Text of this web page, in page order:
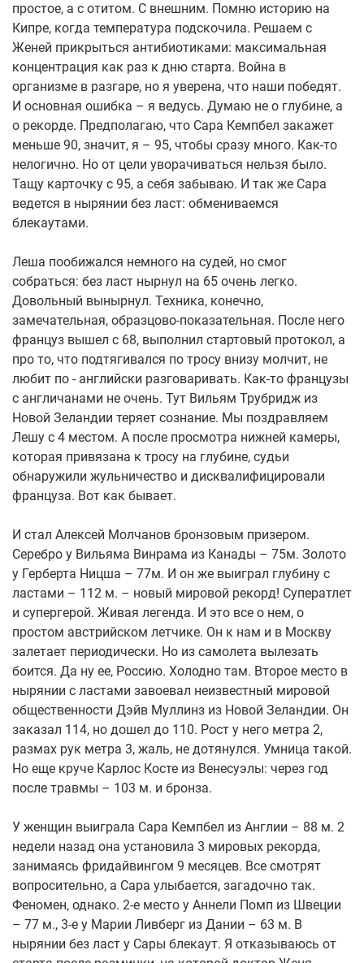
простое, а с отитом. С внешним. Помню историю на
Кипре, когда температура подскочила. Решаем с
Женей прикрыться антибиотиками: максимальная
концентрация как раз к дню старта. Война в
организме в разгаре, но я уверена, что наши победят.
И основная ошибка – я ведусь. Думаю не о глубине, а
о рекорде. Предполагаю, что Сара Кемпбел закажет
меньше 90, значит, я – 95, чтобы сразу много. Как-то
нелогично. Но от цели уворачиваться нельзя было.
Тащу карточку с 95, а себя забываю. И так же Сара
ведется в нырянии без ласт: обмениваемся
блекаутами.
Леша пообижался немного на судей, но смог
собраться: без ласт нырнул на 65 очень легко.
Довольный вынырнул. Техника, конечно,
замечательная, образцово-показательная. После него
француз вышел с 68, выполнил стартовый протокол, а
про то, что подтягивался по тросу внизу молчит, не
любит по - английски разговаривать. Как-то французы
с англичанами не очень. Тут Вильям Трубридж из
Новой Зеландии теряет сознание. Мы поздравляем
Лешу с 4 местом. А после просмотра нижней камеры,
которая привязана к тросу на глубине, судьи
обнаружили жульничество и дисквалифицировали
француза. Вот как бывает.
И стал Алексей Молчанов бронзовым призером.
Серебро у Вильяма Винрама из Канады – 75м. Золото
у Герберта Ницша – 77м. И он же выиграл глубину с
ластами – 112 м. – новый мировой рекорд! Суператлет
и супергерой. Живая легенда. И это все о нем, о
простом австрийском летчике. Он к нам и в Москву
залетает периодически. Но из самолета вылезать
боится. Да ну ее, Россию. Холодно там. Второе место в
нырянии с ластами завоевал неизвестный мировой
общественности Дэйв Муллинз из Новой Зеландии. Он
заказал 114, но дошел до 110. Рост у него метра 2,
размах рук метра 3, жаль, не дотянулся. Умница такой.
Но еще круче Карлос Косте из Венесуэлы: через год
после травмы – 103 м. и бронза.
У женщин выиграла Сара Кемпбел из Англии – 88 м. 2
недели назад она установила 3 мировых рекорда,
занимаясь фридайвингом 9 месяцев. Все смотрят
вопросительно, а Сара улыбается, загадочно так.
Феномен, однако. 2-е место у Аннели Помп из Швеции
– 77 м., 3-е у Марии Ливберг из Дании – 63 м. В
нырянии без ласт у Сары блекаут. Я отказываюсь от